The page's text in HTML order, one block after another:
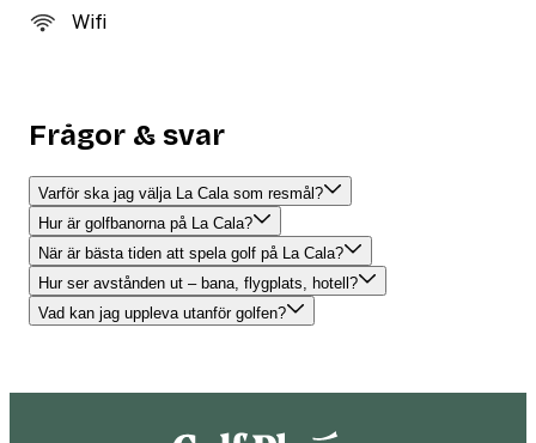
Wifi
Frågor & svar
Varför ska jag välja La Cala som resmål?
Hur är golfbanorna på La Cala?
När är bästa tiden att spela golf på La Cala?
Hur ser avstånden ut – bana, flygplats, hotell?
Vad kan jag uppleva utanför golfen?